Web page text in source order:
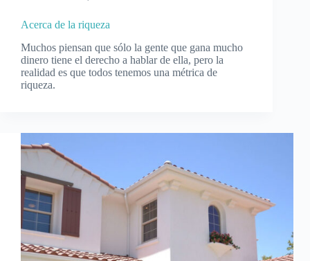
Acerca de la riqueza
Muchos piensan que sólo la gente que gana mucho
dinero tiene el derecho a hablar de ella, pero la
realidad es que todos tenemos una métrica de
riqueza.